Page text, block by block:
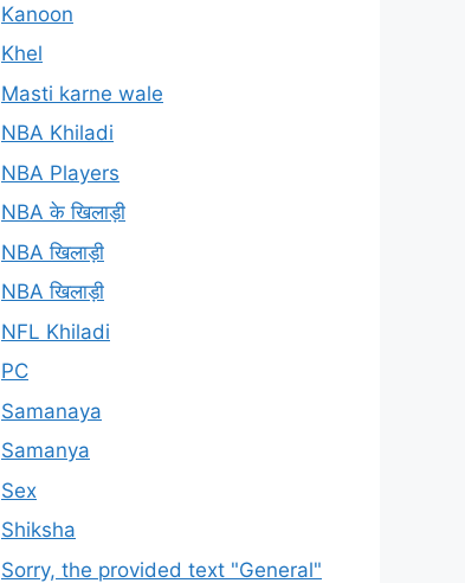
Kanoon
Khel
Masti karne wale
NBA Khiladi
NBA Players
NBA के खिलाड़ी
NBA खिलाड़ी
NBA खिलाड़ी
NFL Khiladi
PC
Samanaya
Samanya
Sex
Shiksha
Sorry, the provided text "General"